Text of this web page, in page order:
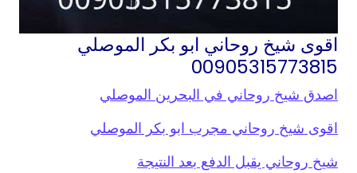
اقوى شيخ روحاني ابو بكر الموصلي
00905315773815
اصدق شيخ روحاني في البحرين الموصلي
اقوى شيخ روحاني مجرب ابو بكر الموصلي
شيخ روحاني يقبل الدفع بعد النتيجة